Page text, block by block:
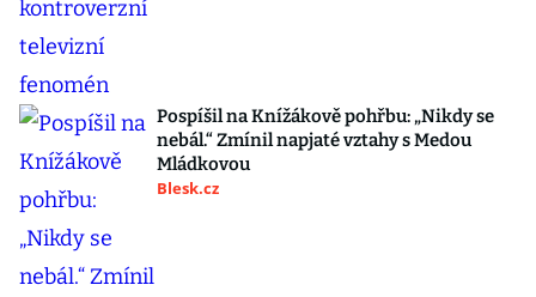
Pospíšil na Knížákově pohřbu: „Nikdy se
nebál.“ Zmínil napjaté vztahy s Medou
Mládkovou
Blesk.cz